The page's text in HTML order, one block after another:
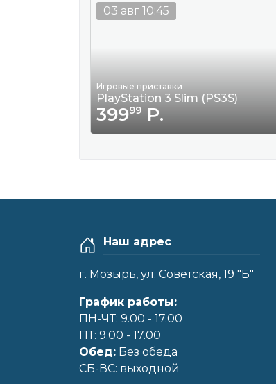
Игровые приставки
PlayStation 3 Slim (PS3S)
39999Р.
03 авг 10:45
Наш адрес
г. Мозырь, ул. Советская, 19 "Б"
График работы:
ПН-ЧТ: 9.00 - 17.00
ПТ: 9.00 - 17.00
Обед: Без обеда
CБ-ВС: выходной